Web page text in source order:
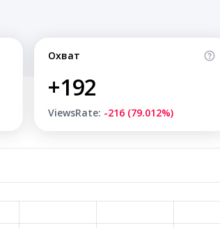
Охват
+192
ViewsRate: -216 (79.012%)